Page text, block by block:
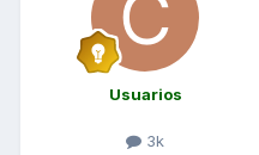
Usuarios
3k